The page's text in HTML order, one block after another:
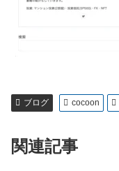
ブログ cocoon
関連記事